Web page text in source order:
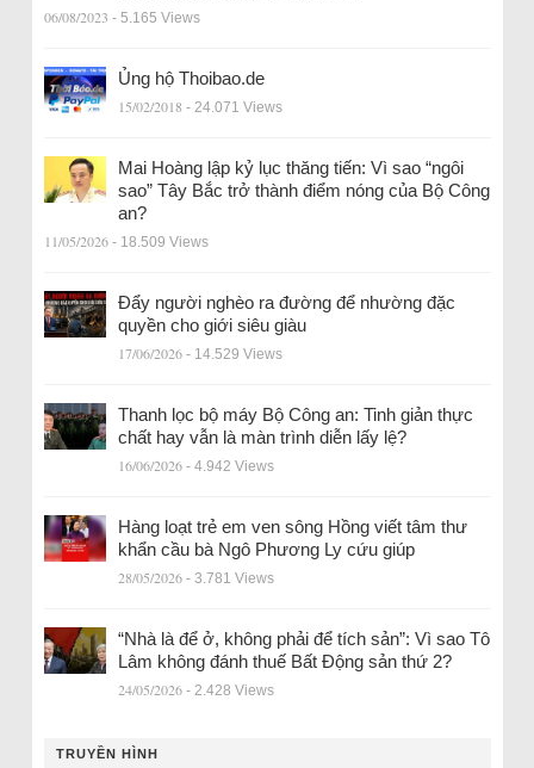
06/08/2023 - 5.165 Views
Ủng hộ Thoibao.de
15/02/2018 - 24.071 Views
Mai Hoàng lập kỷ lục thăng tiến: Vì sao “ngôi
sao” Tây Bắc trở thành điểm nóng của Bộ Công
an?
11/05/2026 - 18.509 Views
Đẩy người nghèo ra đường để nhường đặc
quyền cho giới siêu giàu
17/06/2026 - 14.529 Views
Thanh lọc bộ máy Bộ Công an: Tinh giản thực
chất hay vẫn là màn trình diễn lấy lệ?
16/06/2026 - 4.942 Views
Hàng loạt trẻ em ven sông Hồng viết tâm thư
khẩn cầu bà Ngô Phương Ly cứu giúp
28/05/2026 - 3.781 Views
“Nhà là để ở, không phải để tích sản”: Vì sao Tô
Lâm không đánh thuế Bất Động sản thứ 2?
24/05/2026 - 2.428 Views
TRUYỀN HÌNH